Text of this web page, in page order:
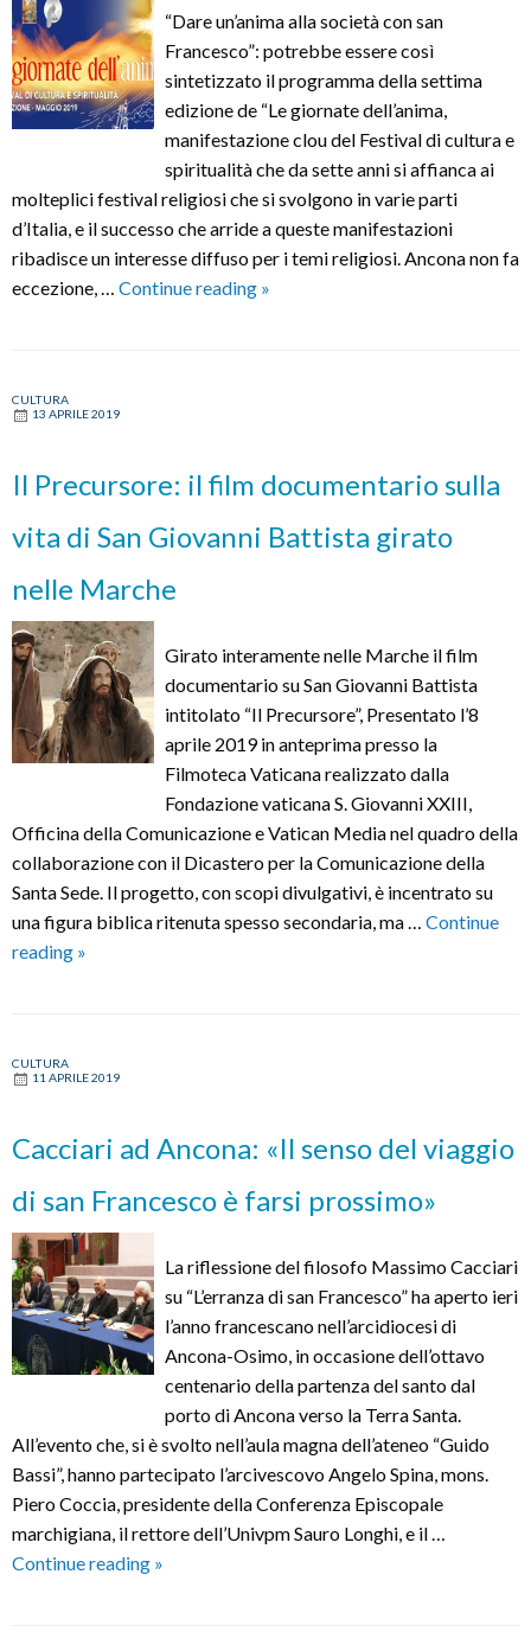
“Dare un’anima alla società con san
Francesco”: potrebbe essere così
sintetizzato il programma della settima
edizione de “Le giornate dell’anima,
manifestazione clou del Festival di cultura e
spiritualità che da sette anni si affianca ai
molteplici festival religiosi che si svolgono in varie parti
d’Italia, e il successo che arride a queste manifestazioni
ribadisce un interesse diffuso per i temi religiosi. Ancona non fa
eccezione, … Continue reading 7^
UN’ANIMA
ALLA
SOCIETA’
»
CULTURA
13 APRILE 2019
Il Precursore: il film documentario sulla
vita di San Giovanni Battista girato
nelle Marche
Girato interamente nelle Marche il film
documentario su San Giovanni Battista
intitolato “Il Precursore”, Presentato l’8
aprile 2019 in anteprima presso la
Filmoteca Vaticana realizzato dalla
Fondazione vaticana S. Giovanni XXIII,
Officina della Comunicazione e Vatican Media nel quadro della
collaborazione con il Dicastero per la Comunicazione della
Santa Sede. Il progetto, con scopi divulgativi, è incentrato su
una figura biblica ritenuta spesso secondaria, ma … Continue
reading Il
di
San
Giovanni
Battista
girato
nelle
Marche
»
CULTURA
11 APRILE 2019
Cacciari ad Ancona: «Il senso del viaggio
di san Francesco è farsi prossimo»
La riflessione del filosofo Massimo Cacciari
su “L’erranza di san Francesco” ha aperto ieri
l’anno francescano nell’arcidiocesi di
Ancona-Osimo, in occasione dell’ottavo
centenario della partenza del santo dal
porto di Ancona verso la Terra Santa.
All’evento che, si è svolto nell’aula magna dell’ateneo “Guido
Bassi”, hanno partecipato l’arcivescovo Angelo Spina, mons.
Piero Coccia, presidente della Conferenza Episcopale
marchigiana, il rettore dell’Univpm Sauro Longhi, e il …
Continue reading Cacciari
»